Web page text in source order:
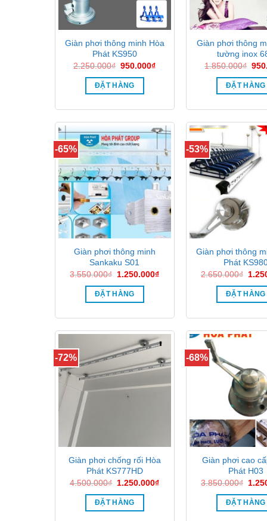
Giàn phơi thông minh Hòa
Phát KS950
2.250.000₫ Giá
là:
2.250.000₫.
950.000₫Giá
ĐẶT HÀNG
Giàn phơi thông
tường inox
1.850.000₫ Giá
là:
ĐẶT HÀNG
-65%
Giàn phơi thông minh
Sankaku S01
3.550.000₫ Giá
là:
3.550.000₫.
1.250.000₫Giá
ĐẶT HÀNG
-53%
Giàn phơi thông
Phát
2.650.000₫ Giá
là:
ĐẶT HÀNG
-72%
Giàn phơi chống rối Hòa
Phát KS777HD
4.500.000₫ Giá
là:
4.500.000₫.
1.250.000₫Giá
ĐẶT HÀNG
-68%
Giàn phơi cao
Phát H03
3.850.000₫ Giá
là:
ĐẶT HÀNG